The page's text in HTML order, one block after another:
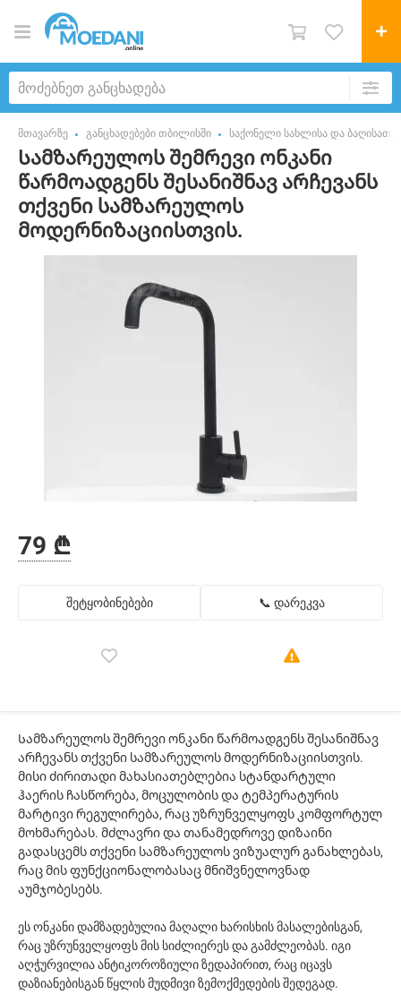
მთავარზე განცხადებები თბილისში საქონელი სახლისა და
Სამზარეულოს შემრევი ონკანი
წარმოადგენს შესანიშნავ არჩევანს
თქვენი სამზარეულოს
მოდერნიზაციისთვის.
79 ₾
შეტყობინებები 📞 დარეკვა
Სამზარეულოს შემრევი ონკანი წარმოადგენს შესანიშნავ
არჩევანს თქვენი სამზარეულოს მოდერნიზაციისთვის.
მისი ძირითადი მახასიათებლებია სტანდარტული
ჰაერის ჩასწორება, მოცულობის და ტემპერატურის
მარტივი რეგულირება, რაც უზრუნველყოფს კომფორტულ
მოხმარებას. მძლავრი და თანამედროვე დიზაინი
გადასცემს თქვენი სამზარეულოს ვიზუალურ განახლებას,
რაც მის ფუნქციონალობასაც მნიშვნელოვნად
აუმჯობესებს.
ეს ონკანი დამზადებულია მაღალი ხარისხის მასალებისგან,
რაც უზრუნველყოფს მის სიძლიერეს და გამძლეობას. იგი
აღჭურვილია ანტიკოროზიული ზედაპირით, რაც იცავს
დაზიანებისგან წყლის მუდმივი ზემოქმედების შედეგად.